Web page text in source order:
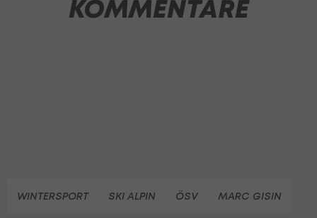
KOMMENTARE
WINTERSPORT SKI ALPIN ÖSV MARC GISIN